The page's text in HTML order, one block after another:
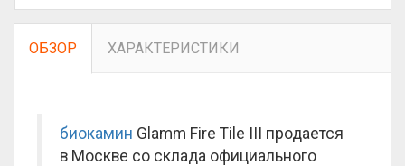
ОБЗОР ХАРАКТЕРИСТИКИ
биокамин Glamm Fire Tile III продается
в Москве со склада официального